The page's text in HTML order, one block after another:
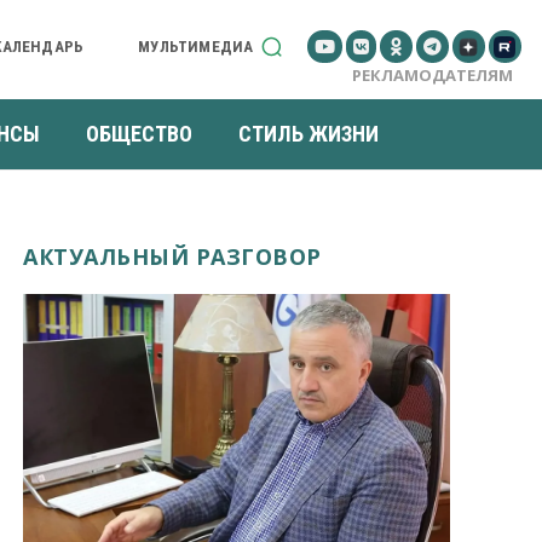
МУЛЬТИМЕДИА
РЕКЛАМОДАТЕЛЯМ
ОБЩЕСТВО СТИЛЬ ЖИЗНИ
АКТУАЛЬНЫЙ РАЗГОВОР